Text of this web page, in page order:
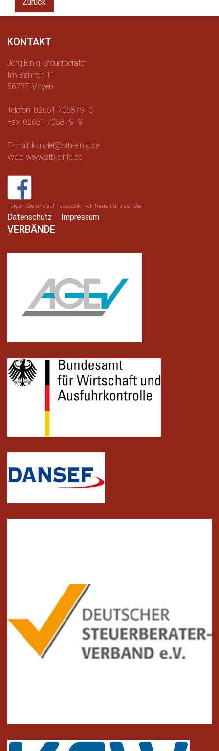
Zurück
KONTAKT
Jörg Einig, Steuerberater
Im Bannen 11
56727 Mayen
Telefon: 02651 705879- 0
Fax: 02651 705879- 9
E-mail: kanzlei@stb-einig.de
Web: www.stb-einig.de
Folgen Sie uns auf Facebook - wir freuen uns auf Sie!
Datenschutz Impressum
VERBÄNDE